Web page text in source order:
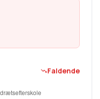
Faldende